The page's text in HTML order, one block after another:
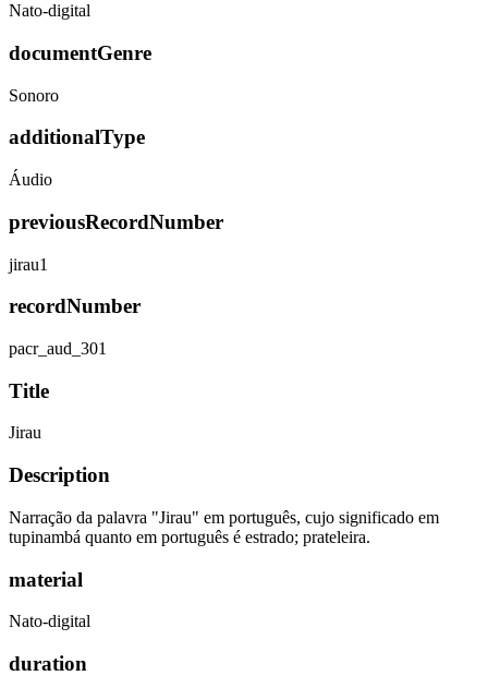
Nato-digital
documentGenre
Sonoro
additionalType
Áudio
previousRecordNumber
jirau1
recordNumber
pacr_aud_301
Title
Jirau
Description
Narração da palavra "Jirau" em português, cujo significado em
tupinambá quanto em português é estrado; prateleira.
material
Nato-digital
duration